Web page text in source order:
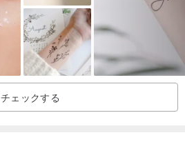
チェックする